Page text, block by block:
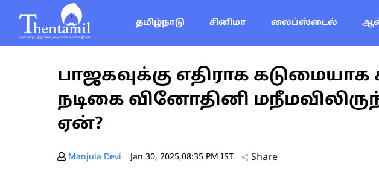
தமிழ்நாடு சினிமா லைப்ஸ்டைல்
பாஜகவுக்கு எதிராக கடுமையாக
நடிகை வினோதினி
ஏன்?
Manjula Devi Jan 30, 2025,08:35 PM IST Share